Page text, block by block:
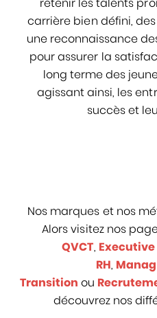
carrière bien défini,
une reconnaissance
pour assurer la
long terme des
agissant ainsi, les
succès et
Nos marques et nos
Alors visitez nos
QVCT,
RH,
Transition ou
découvrez nos